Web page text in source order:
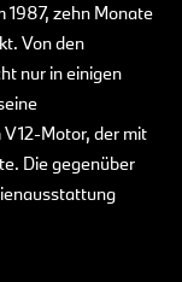
1987, zehn Monate
Von den
nur in einigen
Motor, der mit
Die gegenüber